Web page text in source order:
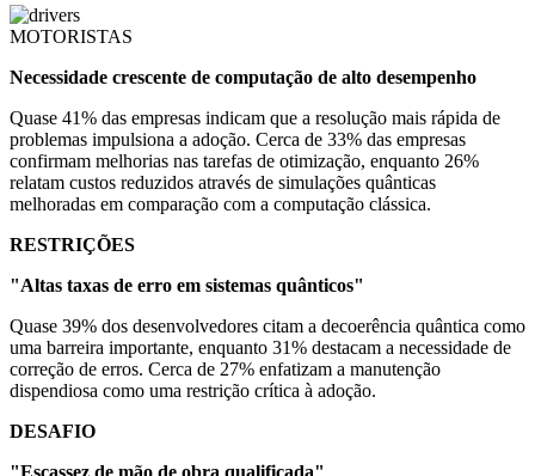
MOTORISTAS
Necessidade crescente de computação de alto desempenho
Quase 41% das empresas indicam que a resolução mais rápida de
problemas impulsiona a adoção. Cerca de 33% das empresas
confirmam melhorias nas tarefas de otimização, enquanto 26%
relatam custos reduzidos através de simulações quânticas
melhoradas em comparação com a computação clássica.
RESTRIÇÕES
"Altas taxas de erro em sistemas quânticos"
Quase 39% dos desenvolvedores citam a decoerência quântica como
uma barreira importante, enquanto 31% destacam a necessidade de
correção de erros. Cerca de 27% enfatizam a manutenção
dispendiosa como uma restrição crítica à adoção.
DESAFIO